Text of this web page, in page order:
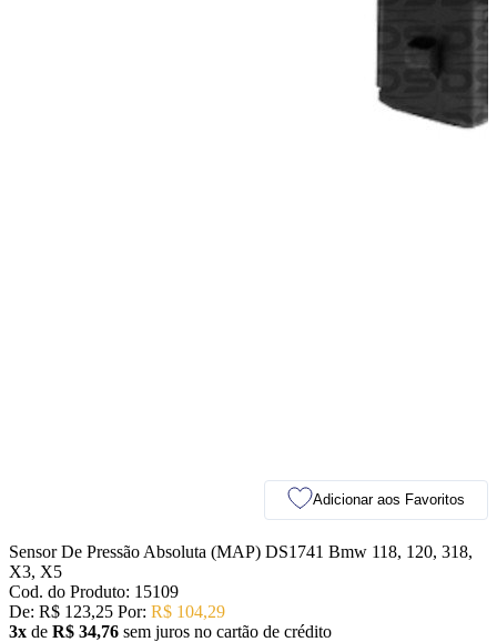
Adicionar aos Favoritos
Sensor De Pressão Absoluta (MAP) DS1741 Bmw 118, 120, 318,
X3, X5
Cod. do Produto: 15109
De: R$ 123,25 Por: R$ 104,29
3x de R$ 34,76 sem juros no cartão de crédito